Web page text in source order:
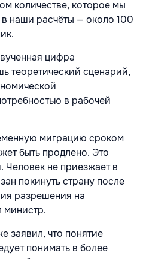
количестве, которое мы
наши расчёты — около 100
цифра
теоретический сценарий,
в рабочей
миграцию сроком
быть продлено. Это
Человек не приезжает в
покинуть страну после
разрешения на
министр.
заявил, что понятие
понимать в более